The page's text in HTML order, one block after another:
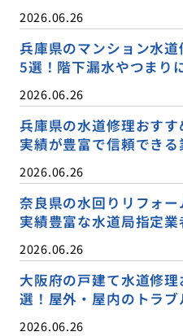
2026.06.26
兵庫県のマンション水
5選！階下漏水やつまり
2026.06.26
兵庫県の水道修理おす
実績が豊富で信頼でき
2026.06.26
奈良県の水回りリフォ
実績豊富な水道局指定
2026.06.26
大阪府の戸建て水道修
選！屋外・屋内のトラ
2026.06.26